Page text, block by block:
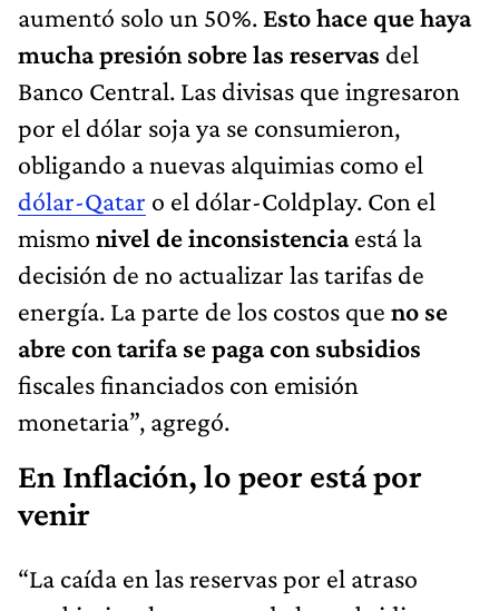
aumentó solo un 50%. Esto hace que haya
mucha presión sobre las reservas del
Banco Central. Las divisas que ingresaron
por el dólar soja ya se consumieron,
obligando a nuevas alquimias como el
dólar-Qatar o el dólar-Coldplay. Con el
mismo nivel de inconsistenciaestá la
decisión de no actualizar las tarifas de
energía. La parte de los costos que no se
abre con tarifa se paga con subsidios
fiscales financiados con emisión
monetaria”, agregó.
En Inflación, lo peor está por
venir
“La caída en las reservas por el atraso